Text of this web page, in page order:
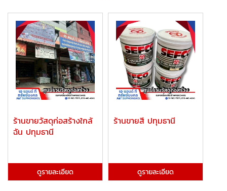
ร้านขายวัสดุก่อสร้างใกล้
ฉัน ปทุมธานี
ดูรายละเอียด
ร้านขายสี ปทุมธานี
ดูรายละเอียด